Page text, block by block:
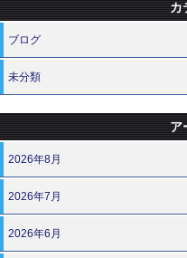
カ
ブログ
未分類
ア
2026年8月
2026年7月
2026年6月